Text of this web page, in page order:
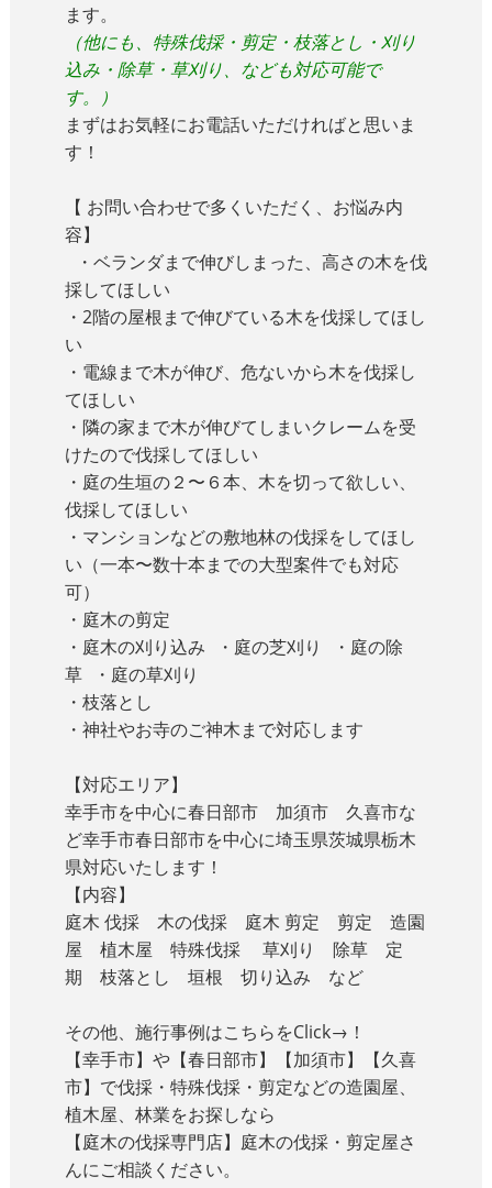
ます。
（他にも、特殊伐採・剪定・枝落とし・刈り
込み・除草・草刈り、なども対応可能で
す。）
まずはお気軽にお電話いただければと思いま
す！
【 お問い合わせで多くいただく、お悩み内
容】
・ベランダまで伸びしまった、高さの木を伐
採してほしい
・2階の屋根まで伸びている木を伐採してほし
い
・電線まで木が伸び、危ないから木を伐採し
てほしい
・隣の家まで木が伸びてしまいクレームを受
けたので伐採してほしい
・庭の生垣の２〜６本、木を切って欲しい、
伐採してほしい
・マンションなどの敷地林の伐採をしてほし
い（一本〜数十本までの大型案件でも対応
可）
・庭木の剪定
・庭木の刈り込み ・庭の芝刈り ・庭の除
草 ・庭の草刈り
・枝落とし
・神社やお寺のご神木まで対応します
【対応エリア】
幸手市を中心に春日部市 加須市 久喜市な
ど幸手市春日部市を中心に埼玉県茨城県栃木
県対応いたします！
【内容】
庭木 伐採 木の伐採 庭木 剪定 剪定 造園
屋 植木屋 特殊伐採 草刈り 除草 定
期 枝落とし 垣根 切り込み など
その他、施行事例はこちらをClick→！
【幸手市】や【春日部市】【加須市】【久喜
市】で伐採・特殊伐採・剪定などの造園屋、
植木屋、林業をお探しなら
【庭木の伐採専門店】庭木の伐採・剪定屋さ
んにご相談ください。